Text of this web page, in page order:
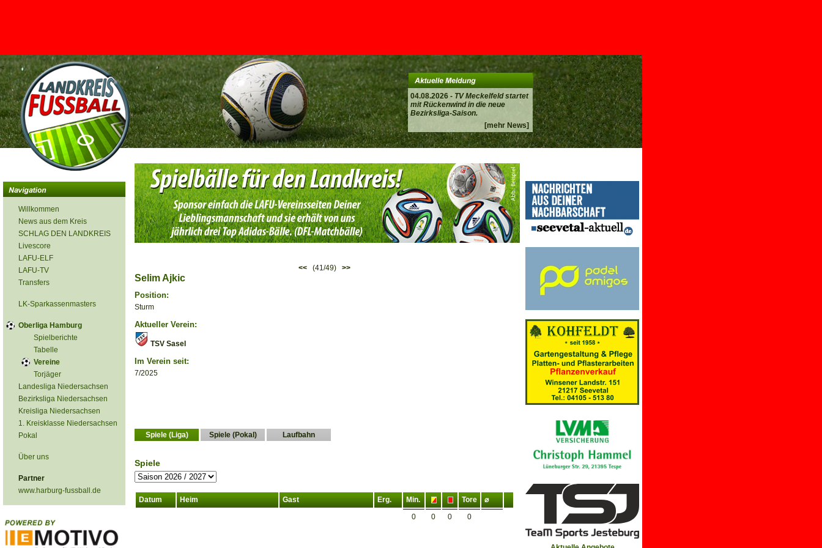
04.08.2026 - TV Meckelfeld startet
mit Rückenwind in die neue
Bezirksliga-Saison.
[mehr News]
<
Willkommen
News aus dem Kreis
SCHLAG DEN LANDKREIS
Livescore
LAFU-ELF
LAFU-TV
Transfers
LK-Sparkassenmasters
Oberliga Hamburg
Spielberichte
Tabelle
Vereine
Torjäger
Landesliga Niedersachsen
Bezirksliga Niedersachsen
Kreisliga Niedersachsen
1. Kreisklasse Niedersachsen
Pokal
Über uns
Partner
www.harburg-fussball.de
<< (41/49) >>
Selim Ajkic
Position:
Sturm
Aktueller Verein:
TSV Sasel
Im Verein seit:
7/2025
Spiele (Liga) Spiele (Pokal) Laufbahn
Spiele
Datum Heim Gast Erg. Min. Tore
⌀
0
0 0 0